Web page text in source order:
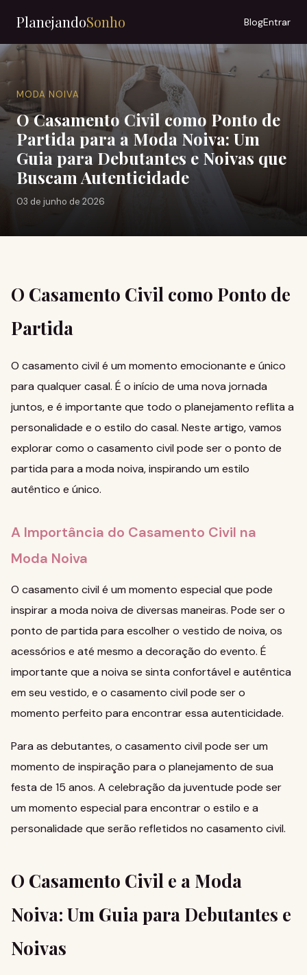
PlanejandoSonho BlogEntrar
MODA NOIVA
O Casamento Civil como Ponto de
Partida para a Moda Noiva: Um
Guia para Debutantes e Noivas que
Buscam Autenticidade
03 de junho de 2026
O Casamento Civil como Ponto de
Partida
O casamento civil é um momento emocionante e único
para qualquer casal. É o início de uma nova jornada
juntos, e é importante que todo o planejamento reflita a
personalidade e o estilo do casal. Neste artigo, vamos
explorar como o casamento civil pode ser o ponto de
partida para a moda noiva, inspirando um estilo
autêntico e único.
A Importância do Casamento Civil na
Moda Noiva
O casamento civil é um momento especial que pode
inspirar a moda noiva de diversas maneiras. Pode ser o
ponto de partida para escolher o vestido de noiva, os
acessórios e até mesmo a decoração do evento. É
importante que a noiva se sinta confortável e autêntica
em seu vestido, e o casamento civil pode ser o
momento perfeito para encontrar essa autenticidade.
Para as debutantes, o casamento civil pode ser um
momento de inspiração para o planejamento de sua
festa de 15 anos. A celebração da juventude pode ser
um momento especial para encontrar o estilo e a
personalidade que serão refletidos no casamento civil.
O Casamento Civil e a Moda
Noiva: Um Guia para Debutantes e
Noivas